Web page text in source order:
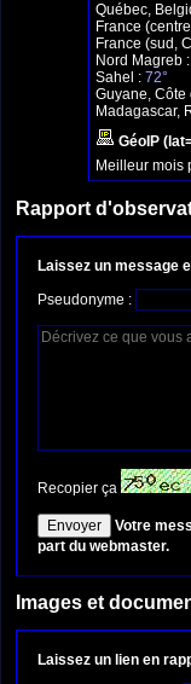
Québec,
France
France (sud,
Nord Magreb :
Sahel : 72°
Guyane, Côte
Madagascar,
GéoIP
Meilleur mois
Rapport
Laissez un message
Pseudonyme :
Recopier ça
Votre
part du webmaster.
Images et
Laissez un lien en